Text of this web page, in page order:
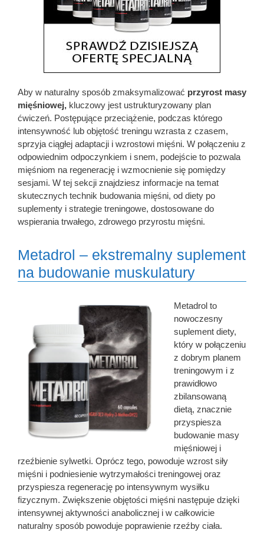
Aby w naturalny sposób zmaksymalizować przyrost masy
mięśniowej, kluczowy jest ustrukturyzowany plan
ćwiczeń. Postępujące przeciążenie, podczas którego
intensywność lub objętość treningu wzrasta z czasem,
sprzyja ciągłej adaptacji i wzrostowi mięśni. W połączeniu z
odpowiednim odpoczynkiem i snem, podejście to pozwala
mięśniom na regenerację i wzmocnienie się pomiędzy
sesjami. W tej sekcji znajdziesz informacje na temat
skutecznych technik budowania mięśni, od diety po
suplementy i strategie treningowe, dostosowane do
wspierania trwałego, zdrowego przyrostu mięśni.
Metadrol – ekstremalny suplement
na budowanie muskulatury
Metadrol to
nowoczesny
suplement diety,
który w połączeniu
z dobrym planem
treningowym i z
prawidłowo
zbilansowaną
dietą, znacznie
przyspiesza
budowanie masy
mięśniowej i
rzeźbienie sylwetki. Oprócz tego, powoduje wzrost siły
mięśni i podniesienie wytrzymałości treningowej oraz
przyspiesza regenerację po intensywnym wysiłku
fizycznym. Zwiększenie objętości mięśni następuje dzięki
intensywnej aktywności anabolicznej i w całkowicie
naturalny sposób powoduje poprawienie rzeźby ciała.